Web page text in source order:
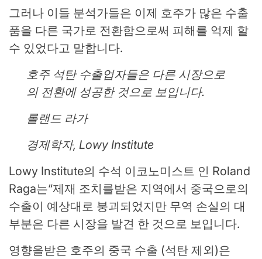
그러나 이들 분석가들은 이제 호주가 많은 수출
품을 다른 국가로 전환함으로써 피해를 억제 할
수 있었다고 말합니다.
호주 석탄 수출업자들은 다른 시장으로
의 전환에 성공한 것으로 보입니다.
롤랜드 라가
경제학자, Lowy Institute
Lowy Institute의 수석 이코노미스트 인 Roland
Raga는“제재 조치를받은 지역에서 중국으로의
수출이 예상대로 붕괴되었지만 무역 손실의 대
부분은 다른 시장을 발견 한 것으로 보입니다.
영향을받은 호주의 중국 수출 (석탄 제외)은